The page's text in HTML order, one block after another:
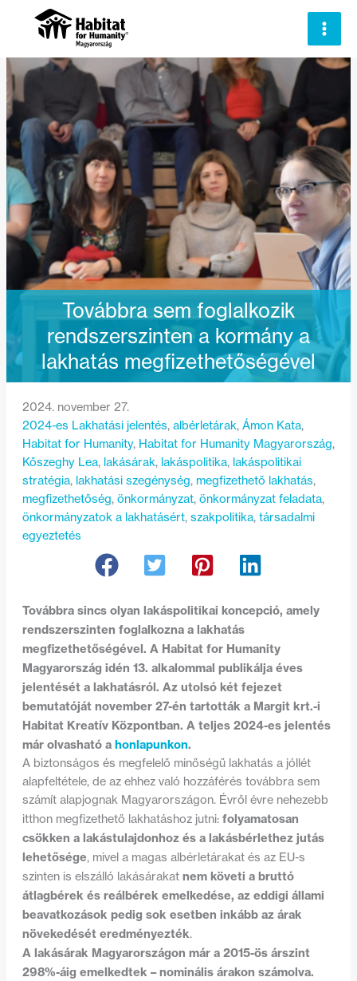
Továbbra sem foglalkozik
rendszerszinten a kormány a
lakhatás megfizethetőségével
2024. november 27.
2024-es Lakhatási jelentés, albérletárak, Ámon Kata,
Habitat for Humanity, Habitat for Humanity Magyarország ,
Kőszeghy Lea, lakásárak, lakáspolitika, lakáspolitikai
stratégia, lakhatási szegénység, megfizethető lakhatás ,
megfizethetőség, önkormányzat, önkormányzat feladata,
önkormányzatok a lakhatásért, szakpolitika, társadalmi
egyeztetés
Továbbra sincs olyan lakáspolitikai koncepció, amely
rendszerszinten foglalkozna a lakhatás
megfizethetőségével. A Habitat for Humanity
Magyarország idén 13. alkalommal publikálja éves
jelentését a lakhatásról. Az utolsó két fejezet
bemutatóját november 27-én tartották a Margit krt.-i
Habitat Kreatív Központban. A teljes 2024-es jelentés
már olvasható a honlapunkon.
A biztonságos és megfelelő minőségű lakhatás a jóllét
alapfeltétele, de az ehhez való hozzáférés továbbra sem
számít alapjognak Magyarországon. Évről évre nehezebb
itthon megfizethető lakhatáshoz jutni: folyamatosan
csökken a lakástulajdonhoz és a lakásbérlethez jutás
lehetősége, mivel a magas albérletárakat és az EU-s
szinten is elszálló lakásárakat nem követi a bruttó
átlagbérek és reálbérek emelkedése, az eddigi állami
beavatkozások pedig sok esetben inkább az árak
növekedését eredményezték.
A lakásárak Magyarországon már a 2015-ös árszint
298%-áig emelkedtek – nominális árakon számolva.